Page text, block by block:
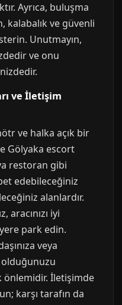
Ayrıca, buluşma
kalabalık ve güvenli
Unutmayın,
ve onu
ve İletişim
ve halka açık bir
Gölyaka escort
restoran gibi
edebileceğiniz
alanlardır.
aracınızı iyi
park edin.
veya
İletişimde
karşı tarafın da